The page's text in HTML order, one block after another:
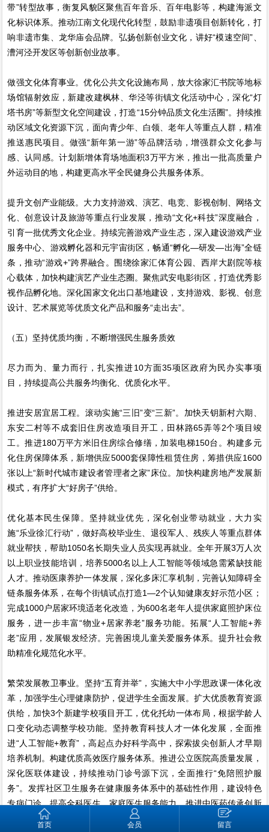
带”转型故事，衡复风貌区聚焦百年音乐、百年电影等，构建海派文
化标识体系。推动江南文化现代化转型，鼓励非遗项目创新转化，打
响非遗市集、龙华庙会品牌。弘扬创新创业文化，讲好“模速空间”、
漕河泾开发区等创新创业故事。
做强文化体育事业。优化公共文化设施布局，放大徐家汇书院等地标
场馆辐射效应，新建改建枫林、华泾等街镇文化活动中心，深化“灯
塔书房”等新型文化空间建设，打造“15分钟品质文化生活圈”。持续推
动区域文化资源下沉，面向青少年、白领、老年人等重点人群，精准
推送惠民项目。做强“新年第一游”等品牌活动，增强群众文化参与
感、认同感。计划新增体育场地面积3万平方米，推出一批高质量户
外运动目的地，构建更高水平全民健身公共服务体系。
提升文创产业能级。大力支持游戏、演艺、电竞、影视创制、网络文
化、创意设计及旅游等重点行业发展，推动“文化+科技”深度融合，
引育一批优秀文化企业。持续完善游戏产业生态，深入建设游戏产业
服务中心、游戏孵化器和元宇宙街区，畅通“孵化—研发—出海”全链
条，推动“游戏+”跨界融合。围绕徐家汇体育公园、西岸大剧院等核
心载体，加快构建演艺产业生态圈。聚焦武安电影街区，打造优秀影
视作品孵化地。深化国家文化出口基地建设，支持游戏、影视、创意
设计、艺术展览等优质文化产品和服务“走出去”。
（五）坚持优质均衡，不断增强民生服务质效
尽力而为、量力而行，扎实推进10方面35项区政府为民办实事项
目，持续提高公共服务均衡化、优质化水平。
推进安居宜居工程。滚动实施“三旧”变“三新”。加快天钥新村六期、
东安二村等不成套旧住房改造项目开工，田林路65弄等2个项目竣
工。推进180万平方米旧住房综合修缮，加装电梯150台。构建多元
化住房保障体系，新增供应5000套保障性租赁住房，筹措供应1600
张以上“新时代城市建设者管理者之家”床位。加快构建房地产发展新
模式，有序扩大“好房子”供给。
优化基本民生保障。坚持就业优先，深化创业带动就业，大力实
施“乐业徐汇行动”，做好高校毕业生、退役军人、残疾人等重点群体
就业帮扶，帮助1050名长期失业人员实现再就业。全年开展3万人次
以上职业技能培训，培养5000名以上人工智能等领域急需紧缺技能
人才。推动医康养护一体发展，深化多床汇享机制，完善认知障碍全
链条服务体系，在每个街镇试点打造1—2个认知健康友好示范小区；
完成1000户居家环境适老化改造，为600名老年人提供家庭照护床位
服务，进一步丰富“物业+居家养老”服务功能。拓展“人工智能+养
老”应用，发展银发经济。完善困境儿童关爱服务体系。提升社会救
助精准化规范化水平。
繁荣发展教卫事业。坚持“五育并举”，实施大中小学思政课一体化改
革，加强学生心理健康防护，促进学生全面发展。扩大优质教育资源
供给，加快3个新建学校项目开工，优化托幼一体布局，根据学龄人
口变化动态调整学校功能。坚持教育科技人才一体化发展，全面推
进“人工智能+教育”，高起点办好科学高中，探索拔尖创新人才早期
培养机制。构建优质高效医疗服务体系。推进公立医院高质量发展，
深化医联体建设，持续推动门诊号源下沉，全面推行“免陪照护服
务”。发挥社区卫生服务在健康服务体系中的基础性作用，建设特色
专病门诊，提高全科医生、家庭医生服务能力。推进中医药传承创新
发展，支持大华医院发展中西医结合特色。加快人工智能在医疗卫生
首页 会员 留言